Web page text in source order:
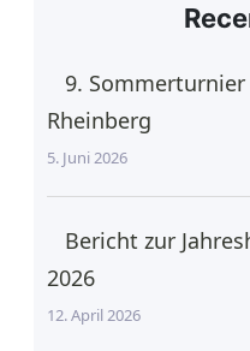
9. Sommerturnier
Rheinberg
5. Juni 2026
Bericht zur
2026
12. April 2026